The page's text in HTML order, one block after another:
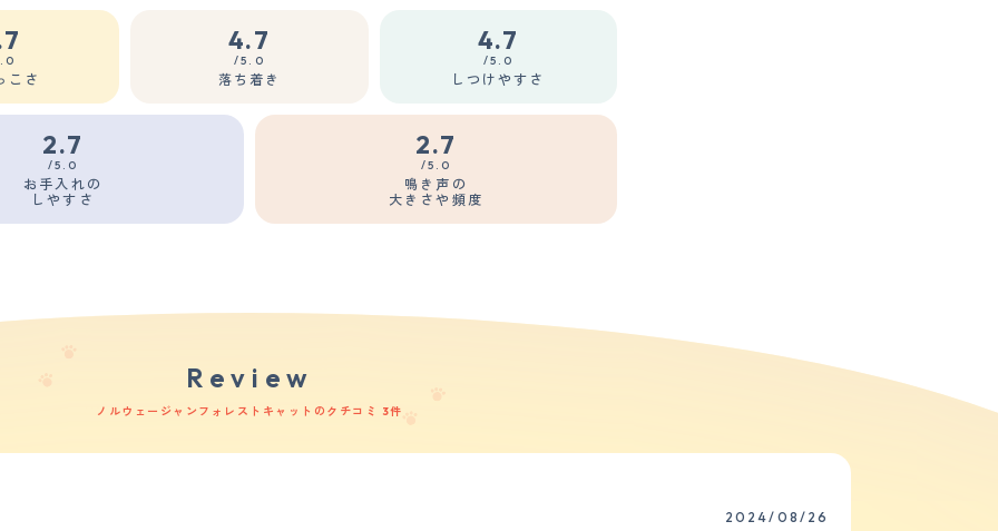
こさ
4.7
/5.0
落ち着き
4.7
/5.0
しつけやすさ
2.7
/5.0
お手入れの
しやすさ
2.7
/5.0
鳴き声の
大きさや頻度
Review
ノルウェージャンフォレストキャットのクチコミ 3件
2024/08/26